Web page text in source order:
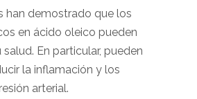
han demostrado que los
en ácido oleico pueden
salud. En particular, pueden
la inflamación y los
arterial.